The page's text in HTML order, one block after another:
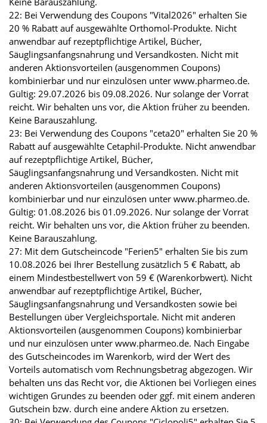
22: Bei Verwendung des Coupons "Vital2026" erhalten Sie
20 % Rabatt auf ausgewählte Orthomol-Produkte. Nicht
anwendbar auf rezeptpflichtige Artikel, Bücher,
Säuglingsanfangsnahrung und Versandkosten. Nicht mit
anderen Aktionsvorteilen (ausgenommen Coupons)
kombinierbar und nur einzulösen unter www.pharmeo.de.
Gültig: 29.07.2026 bis 09.08.2026. Nur solange der Vorrat
reicht. Wir behalten uns vor, die Aktion früher zu beenden.
Keine Barauszahlung.
23: Bei Verwendung des Coupons "ceta20" erhalten Sie 20 %
Rabatt auf ausgewählte Cetaphil-Produkte. Nicht anwendbar
auf rezeptpflichtige Artikel, Bücher,
Säuglingsanfangsnahrung und Versandkosten. Nicht mit
anderen Aktionsvorteilen (ausgenommen Coupons)
kombinierbar und nur einzulösen unter www.pharmeo.de.
Gültig: 01.08.2026 bis 01.09.2026. Nur solange der Vorrat
reicht. Wir behalten uns vor, die Aktion früher zu beenden.
Keine Barauszahlung.
27: Mit dem Gutscheincode "Ferien5" erhalten Sie bis zum
10.08.2026 bei Ihrer Bestellung zusätzlich 5 € Rabatt, ab
einem Mindestbestellwert von 59 € (Warenkorbwert). Nicht
anwendbar auf rezeptpflichtige Artikel, Bücher,
Säuglingsanfangsnahrung und Versandkosten sowie bei
Bestellungen über Vergleichsportale. Nicht mit anderen
Aktionsvorteilen (ausgenommen Coupons) kombinierbar
und nur einzulösen unter www.pharmeo.de. Nach Eingabe
des Gutscheincodes im Warenkorb, wird der Wert des
Vorteils automatisch vom Rechnungsbetrag abgezogen. Wir
behalten uns das Recht vor, die Aktionen bei Vorliegen eines
wichtigen Grundes zu beenden oder ggf. mit einem anderen
Gutschein bzw. durch eine andere Aktion zu ersetzen.